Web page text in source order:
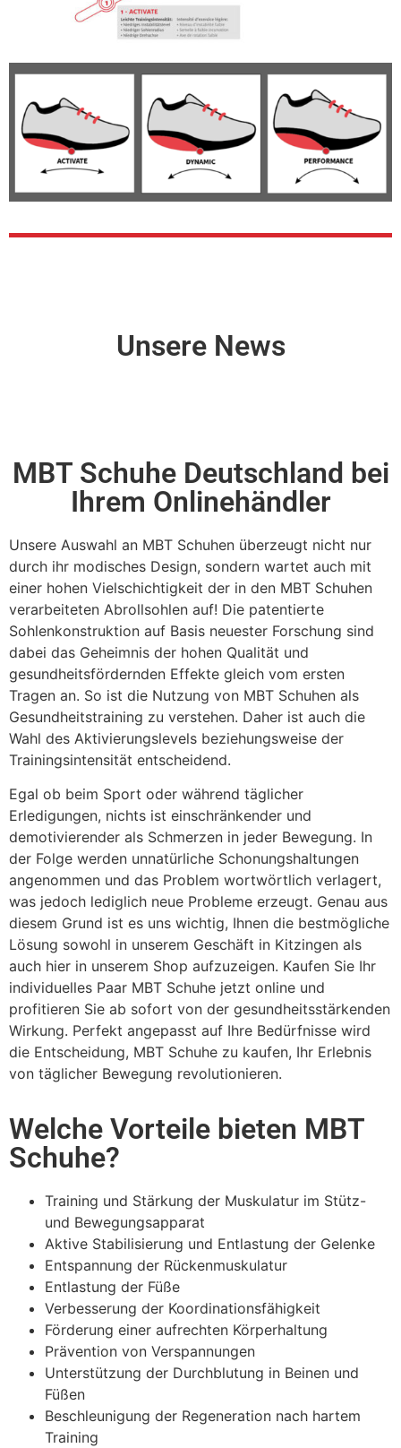
Unsere News
MBT Schuhe Deutschland bei
Ihrem Onlinehändler
Unsere Auswahl an MBT Schuhen überzeugt nicht nur
durch ihr modisches Design, sondern wartet auch mit
einer hohen Vielschichtigkeit der in den MBT Schuhen
verarbeiteten Abrollsohlen auf! Die patentierte
Sohlenkonstruktion auf Basis neuester Forschung sind
dabei das Geheimnis der hohen Qualität und
gesundheitsfördernden Effekte gleich vom ersten
Tragen an. So ist die Nutzung von MBT Schuhen als
Gesundheitstraining zu verstehen. Daher ist auch die
Wahl des Aktivierungslevels beziehungsweise der
Trainingsintensität entscheidend.
Egal ob beim Sport oder während täglicher
Erledigungen, nichts ist einschränkender und
demotivierender als Schmerzen in jeder Bewegung. In
der Folge werden unnatürliche Schonungshaltungen
angenommen und das Problem wortwörtlich verlagert,
was jedoch lediglich neue Probleme erzeugt. Genau aus
diesem Grund ist es uns wichtig, Ihnen die bestmögliche
Lösung sowohl in unserem Geschäft in Kitzingen als
auch hier in unserem Shop aufzuzeigen. Kaufen Sie Ihr
individuelles Paar MBT Schuhe jetzt online und
profitieren Sie ab sofort von der gesundheitsstärkenden
Wirkung. Perfekt angepasst auf Ihre Bedürfnisse wird
die Entscheidung, MBT Schuhe zu kaufen, Ihr Erlebnis
von täglicher Bewegung revolutionieren.
Welche Vorteile bieten MBT
Schuhe?
Training und Stärkung der Muskulatur im Stütz-
und Bewegungsapparat
Aktive Stabilisierung und Entlastung der Gelenke
Entspannung der Rückenmuskulatur
Entlastung der Füße
Verbesserung der Koordinationsfähigkeit
Förderung einer aufrechten Körperhaltung
Prävention von Verspannungen
Unterstützung der Durchblutung in Beinen und
Füßen
Beschleunigung der Regeneration nach hartem
Training